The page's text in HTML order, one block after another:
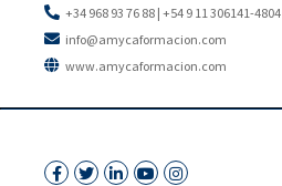
+34 968 93 76 88 | +54 9 11 306141-4804
info@amycaformacion.com
www.amycaformacion.com